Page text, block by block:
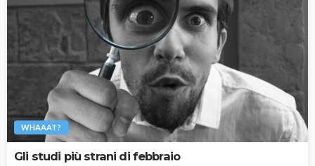
WHAAAT?
Gli studi più strani di febbraio